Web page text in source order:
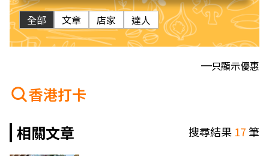
全部 文章 店家 達人
只顯示優惠
香港打卡
相關文章
搜尋結果 17筆